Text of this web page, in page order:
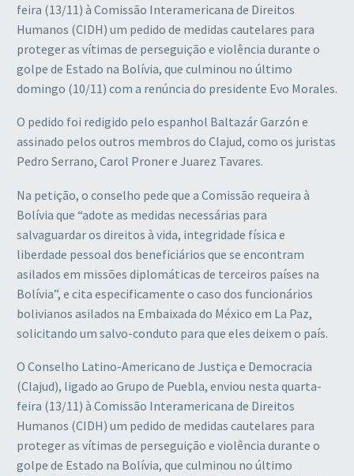
feira (13/11) à Comissão Interamericana de Direitos
Humanos (CIDH) um pedido de medidas cautelares para
proteger as vítimas de perseguição e violência durante o
golpe de Estado na Bolívia, que culminou no último
domingo (10/11) com a renúncia do presidente Evo Morales.
O pedido foi redigido pelo espanhol Baltazár Garzón e
assinado pelos outros membros do Clajud, como os juristas
Pedro Serrano, Carol Proner e Juarez Tavares.
Na petição, o conselho pede que a Comissão requeira à
Bolívia que “adote as medidas necessárias para
salvaguardar os direitos à vida, integridade física e
liberdade pessoal dos beneficiários que se encontram
asilados em missões diplomáticas de terceiros países na
Bolívia”, e cita especificamente o caso dos funcionários
bolivianos asilados na Embaixada do México em La Paz,
solicitando um salvo-conduto para que eles deixem o país.
O Conselho Latino-Americano de Justiça e Democracia
(Clajud), ligado ao Grupo de Puebla, enviou nesta quarta-
feira (13/11) à Comissão Interamericana de Direitos
Humanos (CIDH) um pedido de medidas cautelares para
proteger as vítimas de perseguição e violência durante o
golpe de Estado na Bolívia, que culminou no último